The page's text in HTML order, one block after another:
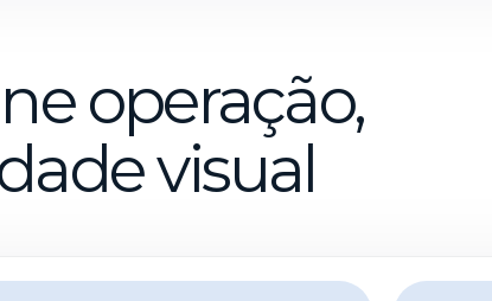
operação,
visual